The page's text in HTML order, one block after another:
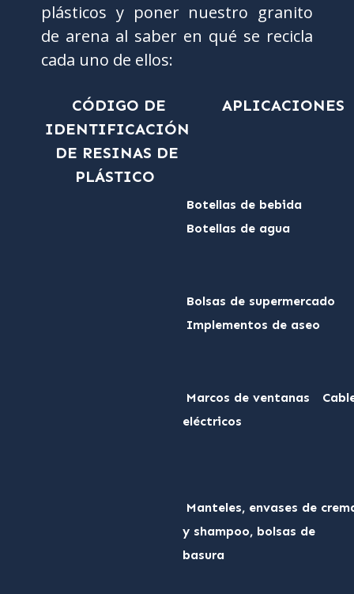
plásticos y poner nuestro granito
de arena al saber en qué se recicla
cada uno de ellos:
CÓDIGO DE
IDENTIFICACIÓN
DE RESINAS DE
PLÁSTICO
APLICACIONES
Botellas de bebida
Botellas de agua
Bolsas de supermercado
Implementos de aseo
Marcos de ventanas
eléctricos
Manteles, envases de
y shampoo, bolsas de
basura